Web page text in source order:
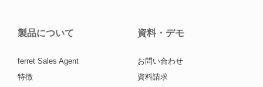
製品について
ferret Sales Agent
特徴
資料・デモ
お問い合わせ
資料請求